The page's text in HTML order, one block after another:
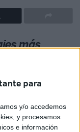
para
y/o accedemos
y procesamos
e información
más
en
de
en la edición digital